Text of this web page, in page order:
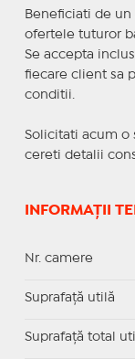
Beneficiati de un
ofertele tuturor
Se accepta
fiecare client sa
conditii.
Solicitati acum o
cereti detalii
INFORMAȚII
Nr. camere
Suprafaţă utilă
Suprafaţă total